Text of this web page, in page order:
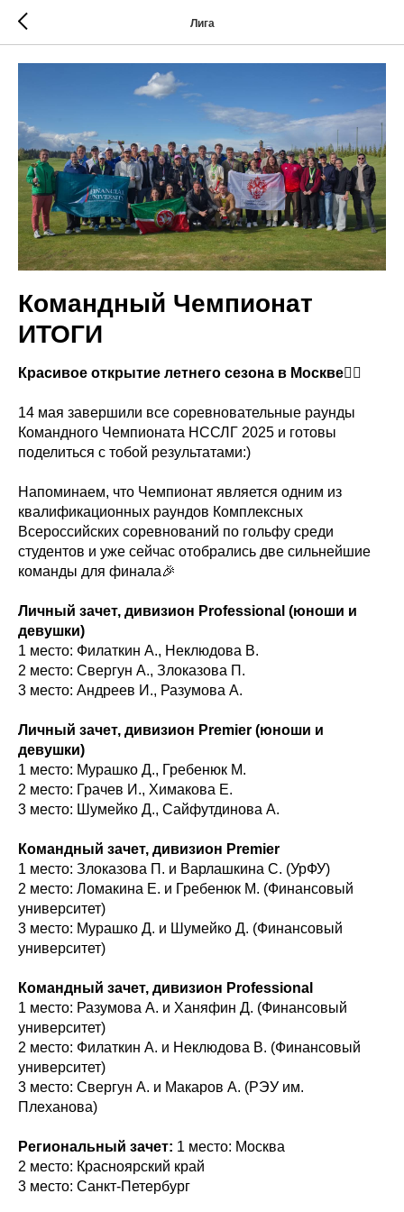
Лига
Командный Чемпионат
ИТОГИ
Красивое открытие летнего сезона в Москве🏌️‍♂️
14 мая завершили все соревновательные раунды
Командного Чемпионата НССЛГ 2025 и готовы
поделиться с тобой результатами:)
Напоминаем, что Чемпионат является одним из
квалификационных раундов Комплексных
Всероссийских соревнований по гольфу среди
студентов и уже сейчас отобрались две сильнейшие
команды для финала🎉
Личный зачет, дивизион Professional (юноши и
девушки)
1 место: Филаткин А., Неклюдова В.
2 место: Свергун А., Злоказова П.
3 место: Андреев И., Разумова А.
Личный зачет, дивизион Premier (юноши и
девушки)
1 место: Мурашко Д., Гребенюк М.
2 место: Грачев И., Химакова Е.
3 место: Шумейко Д., Сайфутдинова А.
Командный зачет, дивизион Premier
1 место: Злоказова П. и Варлашкина С. (УрФУ)
2 место: Ломакина Е. и Гребенюк М. (Финансовый
университет)
3 место: Мурашко Д. и Шумейко Д. (Финансовый
университет)
Командный зачет, дивизион Professional
1 место: Разумова А. и Ханяфин Д. (Финансовый
университет)
2 место: Филаткин А. и Неклюдова В. (Финансовый
университет)
3 место: Свергун А. и Макаров А. (РЭУ им.
Плеханова)
Региональный зачет: 1 место: Москва
2 место: Красноярский край
3 место: Санкт-Петербург